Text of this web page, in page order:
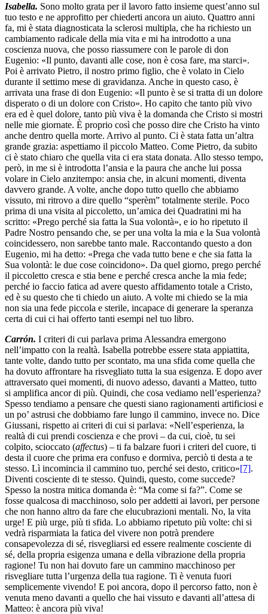
Isabella. Sono molto grata per il lavoro fatto insieme quest’anno sul
tuo testo e ne approfitto per chiederti ancora un aiuto. Quattro anni
fa, mi è stata diagnosticata la sclerosi multipla, che ha richiesto un
cambiamento radicale della mia vita e mi ha introdotto a una
coscienza nuova, che posso riassumere con le parole di don
Eugenio: «Il punto, davanti alle cose, non è cosa fare, ma starci».
Poi è arrivato Pietro, il nostro primo figlio, che è volato in Cielo
durante il settimo mese di gravidanza. Anche in questo caso, è
arrivata una frase di don Eugenio: «Il punto è se si tratta di un dolore
disperato o di un dolore con Cristo». Ho capito che tanto più vivo
era ed è quel dolore, tanto più viva è la domanda che Cristo si mostri
nelle mie giornate. È proprio così che posso dire che Cristo ha vinto
anche dentro quella morte. Arrivo al punto. Ci è stata fatta un’altra
grande grazia: aspettiamo il piccolo Matteo. Come Pietro, da subito
ci è stato chiaro che quella vita ci era stata donata. Allo stesso tempo,
però, in me si è introdotta l’ansia e la paura che anche lui possa
volare in Cielo anzitempo: ansia che, in alcuni momenti, diventa
davvero grande. A volte, anche dopo tutto quello che abbiamo
vissuto, mi ritrovo a dire quello “sperèm” totalmente sterile. Poco
prima di una visita al piccoletto, un’amica dei Quadratini mi ha
scritto: «Prego perché sia fatta la Sua volontà», e io ho ripetuto il
Padre Nostro pensando che, se per una volta la mia e la Sua volontà
coincidessero, non sarebbe tanto male. Raccontando questo a don
Eugenio, mi ha detto: «Prega che vada tutto bene e che sia fatta la
Sua volontà: le due cose coincidono». Da quel giorno, prego perché
il piccoletto cresca e stia bene e perché cresca anche la mia fede;
perché io faccio fatica ad avere questo affidamento totale a Cristo,
ed è su questo che ti chiedo un aiuto. A volte mi chiedo se la mia
non sia una fede piccola e sterile, incapace di generare la speranza
certa di cui ci hai offerto tanti esempi nel tuo libro.
Carrón. I criteri di cui parlava prima Alessandra emergono
nell’impatto con la realtà. Isabella potrebbe essere stata appiattita,
tante volte, dando tutto per scontato, ma una sfida come quella che
ha dovuto affrontare ha risvegliato tutta la sua esigenza. E dopo aver
attraversato quei momenti, di nuovo adesso, davanti a Matteo, tutto
si amplifica ancor di più. Quindi, che cosa vediamo nell’esperienza?
Spesso tendiamo a pensare che questi siano ragionamenti artificiosi e
un po’ astrusi che dobbiamo fare lungo il cammino, invece no. Dice
Giussani, rispetto ai criteri di cui si parlava: «Nell’esperienza, la
realtà di cui prendi coscienza e che provi – da cui, cioè, tu sei
colpito, scioccato (affectus) – ti fa balzare fuori i criteri del cuore, ti
desta il cuore che prima era confuso e dormiva, perciò ti desta a te
stesso. Lì incomincia il cammino tuo, perché sei desto, critico»[7].
Diventi cosciente di te stesso. Quindi, questo, come succede?
Spesso la nostra mitica domanda è: “Ma come si fa?”. Come se
fosse qualcosa di macchinoso, solo per addetti ai lavori, per persone
che non hanno altro da fare che elucubrazioni mentali. No, la vita
urge! E più urge, più ti sfida. Lo abbiamo ripetuto più volte: chi si
vedrà risparmiata la fatica del vivere non potrà prendere
consapevolezza di sé, risvegliarsi ed essere realmente cosciente di
sé, della propria esigenza umana e della vibrazione della propria
ragione! Tu non hai dovuto fare un cammino macchinoso per
risvegliare tutta l’urgenza della tua ragione. Ti è venuta fuori
semplicemente vivendo! E poi ancora, dopo il percorso fatto, non è
venuta meno davanti a quello che hai vissuto e davanti all’attesa di
Matteo: è ancora più viva!